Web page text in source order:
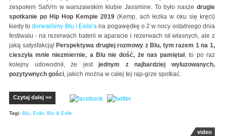
zespołem SatVrn w warszawskim klubie Jassmine. To było nasze drugie
spotkanie po Hip Hop Kempie 2019 (Kemp, ach łezka w oku się kręci)
kiedy todorwaliśmy Blu i Exile'a na pogawędkę o 2 w nocy ostatniego dnia
festiwalu - na rezerwach baterii w aparacie i rezerwach sił własnych, ale z
jaką satysfakcją! Perspektywa drugiej rozmowy z Blu, tym razem 1 na 1,
cieszyła mnie niezmiernie, a Blu nie dość, że nas pamiętał, to po raz
kolejny udowodnił, że jestjednym z najbardziej wyluzowanych,
pozytywnych gości, jakich można w całej tej rap-grze spotkać.
Czytaj dalej >>
Tagi: Blu Exile Blu & Exile
video